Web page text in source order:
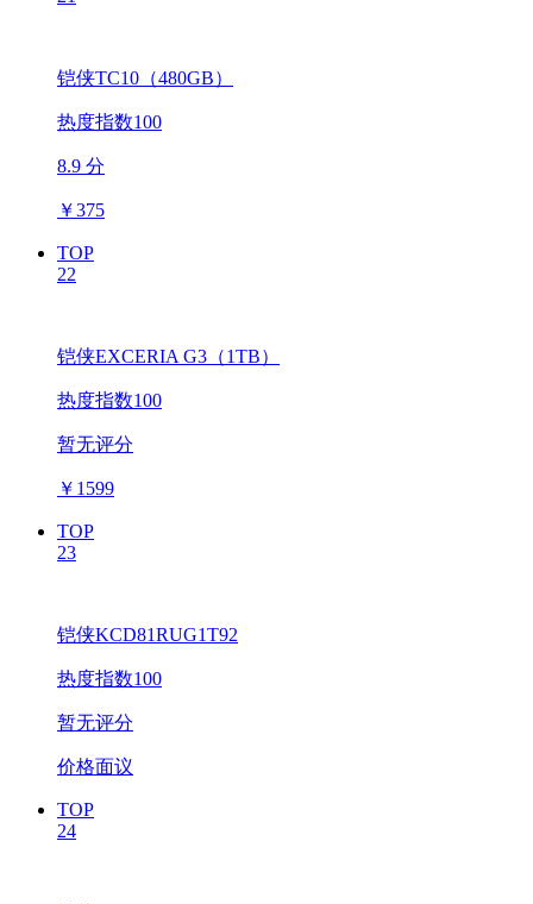
铠侠TC10（480GB）
热度指数100
8.9 分
￥375
TOP
22
铠侠EXCERIA G3（1TB）
热度指数100
暂无评分
￥ 1599
TOP
23
铠侠KCD81RUG1T92
热度指数100
暂无评分
价格面议
TOP
24